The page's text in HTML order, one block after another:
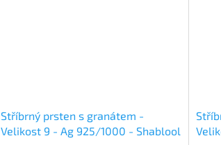
Stříbrný prsten s granátem -
Velikost 9 - Ag 925/1000 - Shablool